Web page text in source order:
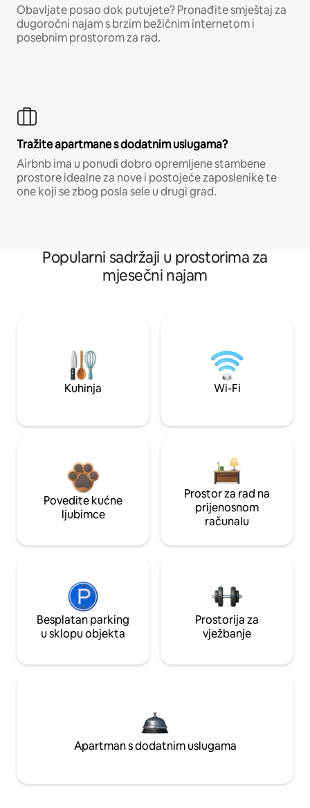
Obavljate posao dok putujete? Pronađite smještaj za
dugoročni najam s brzim bežičnim internetom i
posebnim prostorom za rad.
Tražite apartmane s dodatnim uslugama?
Airbnb ima u ponudi dobro opremljene stambene
prostore idealne za nove i postojeće zaposlenike te
one koji se zbog posla sele u drugi grad.
Popularni sadržaji u prostorima za
mjesečni najam
Kuhinja Wi-Fi
Povedite kućne
ljubimce
Prostor za rad na
prijenosnom
računalu
Besplatan parking
u sklopu objekta
Prostorija za
vježbanje
Apartman s dodatnim uslugama